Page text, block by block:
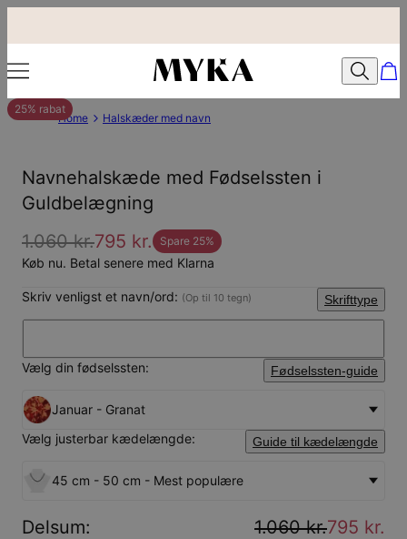
25% rabat
Home Halskæder med navn
Navnehalskæde med Fødselssten i
Guldbelægning
1.060 kr.795 kr. Spare 25%
Køb nu. Betal senere med Klarna
Skriv venligst et navn/ord: (Op til 10 tegn) Skrifttype
Vælg din fødselssten: Fødselssten-guide
Januar - Granat
Vælg justerbar kædelængde:
Guide til kædelængde
45 cm - 50 cm - Mest populære
Delsum: 1.060 kr.795 kr.